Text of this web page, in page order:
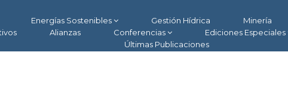
Energías Sostenibles Gestión Hídrica Minería
Alianzas Conferencias Ediciones Especiales
Últimas Publicaciones